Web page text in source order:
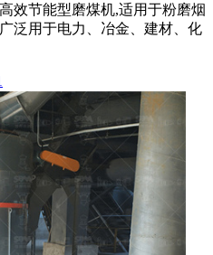
效节能型磨煤机,适用于粉磨烟
泛用于电力、冶金、建材、化